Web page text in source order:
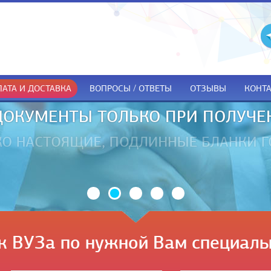
И ДОСТАВКА ВОПРОСЫ / ОТВЕТЫ ОТЗЫВЫ
ТОЛЬКО ПРИ
ВУЗа по нужной Вам